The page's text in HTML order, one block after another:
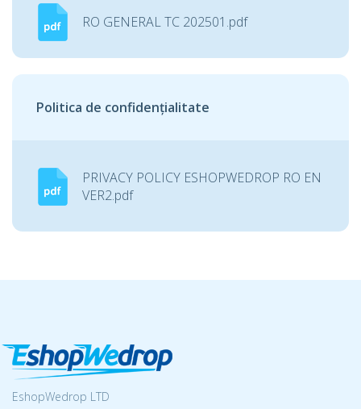
RO GENERAL TC 202501.pdf
Politica de confidențialitate
PRIVACY POLICY ESHOPWEDROP RO EN
VER2.pdf
EshopWedrop LTD